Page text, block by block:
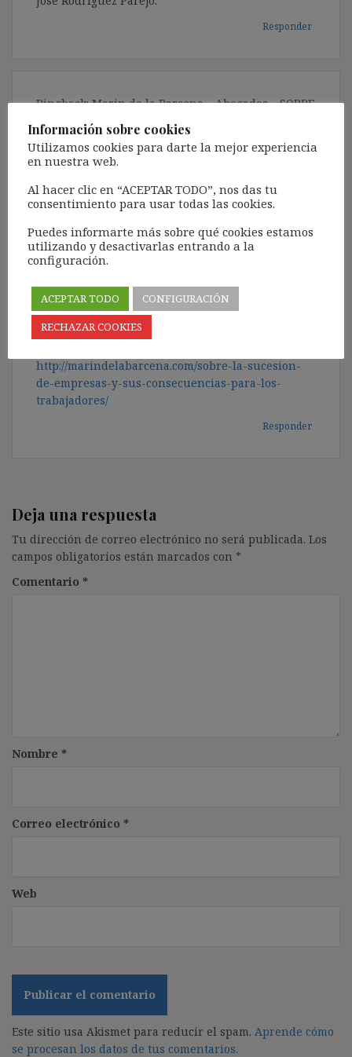
Responder
Pingback: Marin de la Barcena – Abogados – SOBRE
LA SUCESIÓN DE EMPRESAS Y SUS CONSECUENCIAS
PARA LOS TRABAJADORES
Ignacio Marín de la Bárcena
4 mayo, 2015 a las 08:04
Ignasi, enhorabuena por tu página y todos tus
comentarios. En este me surge una duda porque
no veo en la Sentencia de la Audiencia Nacional la
aplicación de la doctrina Scattolom aunque sí que
la anuncia.
http://marindelabarcena.com/sobre-la-sucesion-
de-empresas-y-sus-consecuencias-para-los-
trabajadores/
Responder
Deja una respuesta
Tu dirección de correo electrónico no será publicada. Los
campos obligatorios están marcados con *
Comentario *
Nombre *
Correo electrónico *
Web
Este sitio usa Akismet para reducir el spam. Aprende cómo
se procesan los datos de tus comentarios.
Información sobre cookies
Utilizamos cookies para darte la mejor experiencia
en nuestra web.
Al hacer clic en “ACEPTAR TODO”, nos das tu
consentimiento para usar todas las cookies.
Puedes informarte más sobre qué cookies estamos
utilizando y desactivarlas entrando a la
configuración.
ACEPTAR TODO
CONFIGURACIÓN
RECHAZAR COOKIES